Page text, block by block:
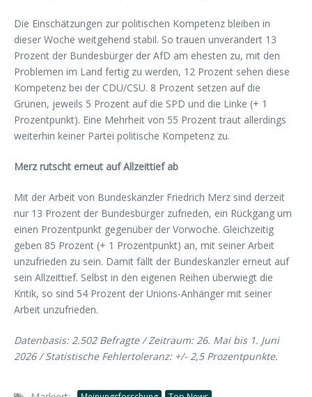
Die Einschätzungen zur politischen Kompetenz bleiben in
dieser Woche weitgehend stabil. So trauen unverändert 13
Prozent der Bundesbürger der AfD am ehesten zu, mit den
Problemen im Land fertig zu werden, 12 Prozent sehen diese
Kompetenz bei der CDU/CSU. 8 Prozent setzen auf die
Grünen, jeweils 5 Prozent auf die SPD und die Linke (+ 1
Prozentpunkt). Eine Mehrheit von 55 Prozent traut allerdings
weiterhin keiner Partei politische Kompetenz zu.
Merz rutscht erneut auf Allzeittief ab
Mit der Arbeit von Bundeskanzler Friedrich Merz sind derzeit
nur 13 Prozent der Bundesbürger zufrieden, ein Rückgang um
einen Prozentpunkt gegenüber der Vorwoche. Gleichzeitig
geben 85 Prozent (+ 1 Prozentpunkt) an, mit seiner Arbeit
unzufrieden zu sein. Damit fällt der Bundeskanzler erneut auf
sein Allzeittief. Selbst in den eigenen Reihen überwiegt die
Kritik, so sind 54 Prozent der Unions-Anhänger mit seiner
Arbeit unzufrieden.
Datenbasis: 2.502 Befragte / Zeitraum: 26. Mai bis 1. Juni
2026 / Statistische Fehlertoleranz: +/- 2,5 Prozentpunkte.